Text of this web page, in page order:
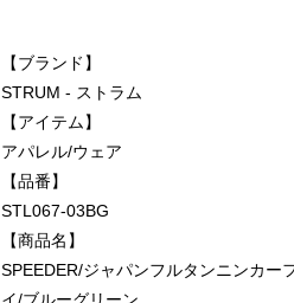
【ブランド】
STRUM - ストラム
【アイテム】
アパレル/ウェア
【品番】
STL067-03BG
【商品名】
SPEEDER/ジャパンフルタンニンカー